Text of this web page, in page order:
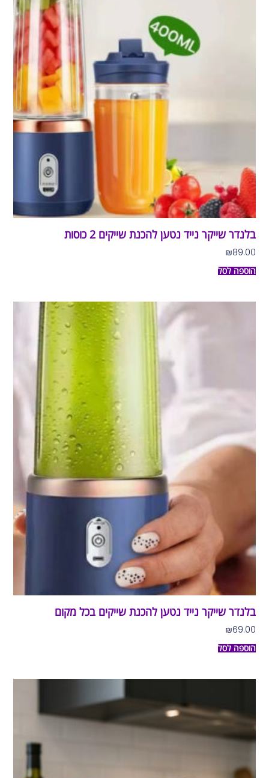
בלנדר שייקר נייד נטען להכנת שייקים 2 כוסות
₪89.00
הוספה לסל
בלנדר שייקר נייד נטען להכנת שייקים בכל מקום
₪69.00
הוספה לסל